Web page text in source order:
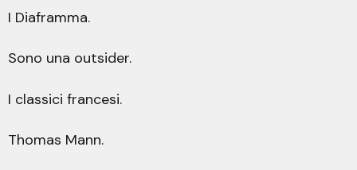
I Diaframma.
Sono una outsider.
I classici francesi.
Thomas Mann.